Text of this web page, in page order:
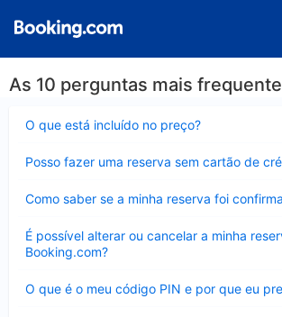
As 10 perguntas mais
O que está incluído no preço?
Posso fazer uma reserva sem cartão de
Como saber se a minha reserva foi
É possível alterar ou cancelar a minha
Booking.com?
Contraído
O que é o meu código PIN e por que eu